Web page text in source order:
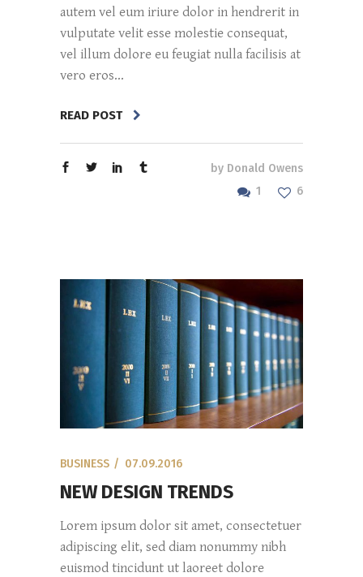
autem vel eum iriure dolor in hendrerit in
vulputate velit esse molestie consequat,
vel illum dolore eu feugiat nulla facilisis at
vero eros...
READ POST
by Donald Owens
1
6
BUSINESS 07.09.2016
NEW DESIGN TRENDS
Lorem ipsum dolor sit amet, consectetuer
adipiscing elit, sed diam nonummy nibh
euismod tincidunt ut laoreet dolore